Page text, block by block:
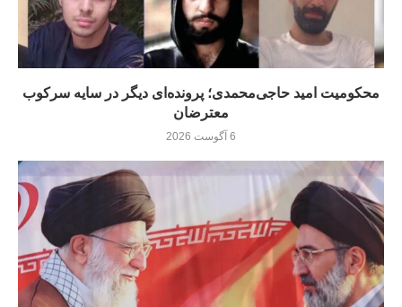
محکومیت امید حاجی‌محمدی؛ پرونده‌ای دیگر در سایه سرکوب
معترضان
6 آگوست 2026